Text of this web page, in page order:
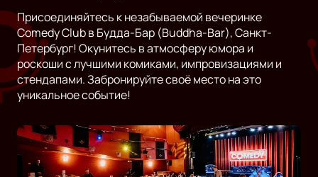
Присоединяйтесь к незабываемой вечеринке
Comedy Club в Будда-Бар (Buddha-Bar), Санкт-
Петербург! Окунитесь в атмосферу юмора и
роскоши с лучшими комиками, импровизациями и
стендапами. Забронируйте своё место на это
уникальное событие!